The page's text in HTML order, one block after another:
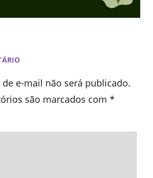
de e-mail não será publicado.
são marcados com *